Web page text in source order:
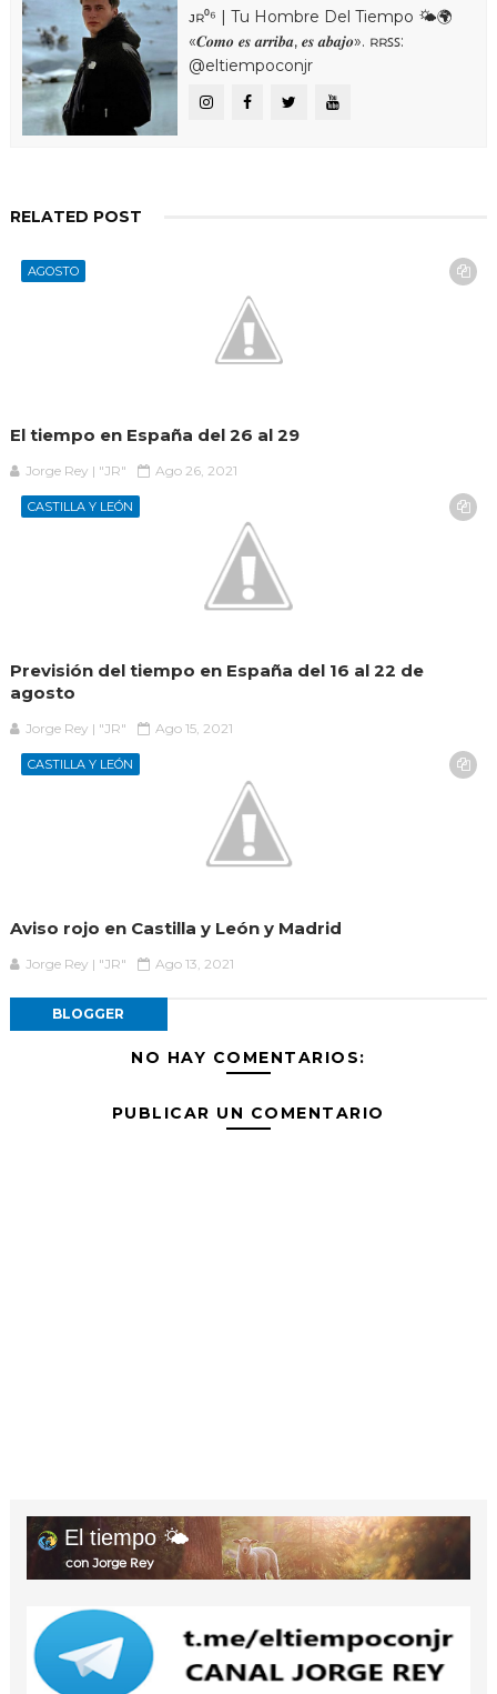
ᴊʀ⁰⁶ | Tu Hombre Del Tiempo 🌤🌍
«𝑪𝒐𝒎𝒐 𝒆𝒔 𝒂𝒓𝒓𝒊𝒃𝒂, 𝒆𝒔 𝒂𝒃𝒂𝒋𝒐». ʀʀꜱꜱ:
@eltiempoconjr
RELATED POST
AGOSTO
El tiempo en España del 26 al 29
Jorge Rey | "JR" Ago 26, 2021
CASTILLA Y LEÓN
Previsión del tiempo en España del 16 al 22 de
agosto
Jorge Rey | "JR" Ago 15, 2021
CASTILLA Y LEÓN
Aviso rojo en Castilla y León y Madrid
Jorge Rey | "JR" Ago 13, 2021
BLOGGER
NO HAY COMENTARIOS:
PUBLICAR UN COMENTARIO
El tiempo 🌤️
con Jorge Rey